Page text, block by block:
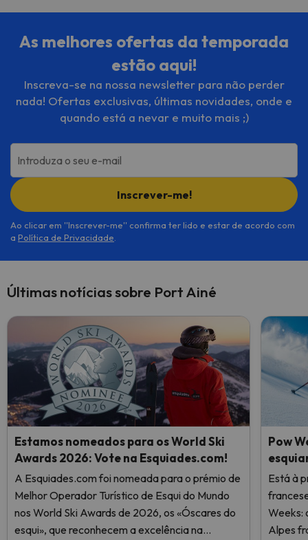
As melhores ofertas da temporada
estão aqui!
Inscreva-se na nossa newsletter para não perder
nada! Ofertas exclusivas, últimas novidades, onde e
quando está a nevar e muito mais ;)
Introduza o seu e-mail
Inscrever-me!
Ao clicar em ''Inscrever-me'' confirma ter lido e estar de acordo com
a Política de Privacidade
Últimas notícias sobre Port Ainé
Estamos nomeados para os World Ski
Awards 2026: Vote na Esquiades.com!
A Esquiades.com foi nomeada para o prémio de
Melhor Operador Turístico de Esqui do Mundo
nos World Ski Awards de 2026, os «Óscares do
esqui», que reconhecem a excelência na
Pow
Está à
Weeks:
Alpes